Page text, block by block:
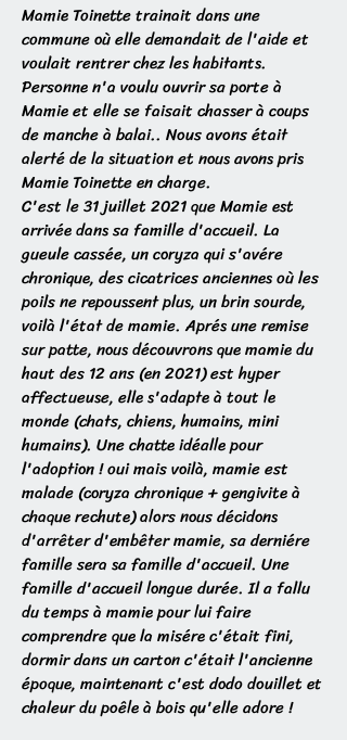
Mamie Toinette trainait dans une
commune où elle demandait de l'aide et
voulait rentrer chez les habitants.
Personne n'a voulu ouvrir sa porte à
Mamie et elle se faisait chasser à coups
de manche à balai.. Nous avons était
alerté de la situation et nous avons pris
Mamie Toinette en charge.
C'est le 31 juillet 2021 que Mamie est
arrivée dans sa famille d'accueil. La
gueule cassée, un coryza qui s'avére
chronique, des cicatrices anciennes où les
poils ne repoussent plus, un brin sourde,
voilà l'état de mamie. Aprés une remise
sur patte, nous découvrons que mamie du
haut des 12 ans (en 2021) est hyper
affectueuse, elle s'adapte à tout le
monde (chats, chiens, humains, mini
humains). Une chatte idéalle pour
l'adoption ! oui mais voilà, mamie est
malade (coryza chronique + gengivite à
chaque rechute) alors nous décidons
d'arrêter d'embêter mamie, sa derniére
famille sera sa famille d'accueil. Une
famille d'accueil longue durée. Il a fallu
du temps à mamie pour lui faire
comprendre que la misére c'était fini,
dormir dans un carton c'était l'ancienne
époque, maintenant c'est dodo douillet et
chaleur du poêle à bois qu'elle adore !